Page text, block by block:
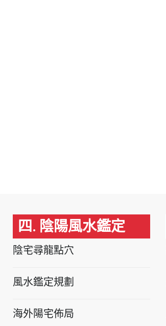
四. 陰陽風水鑑定
陰宅尋龍點穴
風水鑑定規劃
海外陽宅佈局